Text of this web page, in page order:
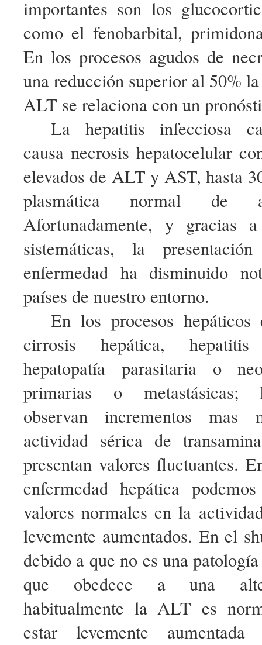
importantes son los
como el fenobarbital,
En los procesos agudos de
una reducción superior al 50%
ALT se relaciona con un
La hepatitis infecciosa
causa necrosis hepatocelular
elevados de ALT y AST, hasta
plasmática normal de
Afortunadamente, y gracias
sistemáticas, la
enfermedad ha disminuido
países de nuestro entorno.
En los procesos
cirrosis hepática,
hepatopatía parasitaria o
primarias o metastásicas;
observan incrementos mas
actividad sérica de
presentan valores fluctuantes.
enfermedad hepática
valores normales en la
levemente aumentados. En el
debido a que no es una
que obedece a una
habitualmente la ALT es
estar levemente